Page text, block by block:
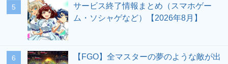
5
サービス終了情報まとめ（スマホゲー
ム・ソシャゲなど）【2026年8月】
6
【FGO】全マスターの夢のような敵が出